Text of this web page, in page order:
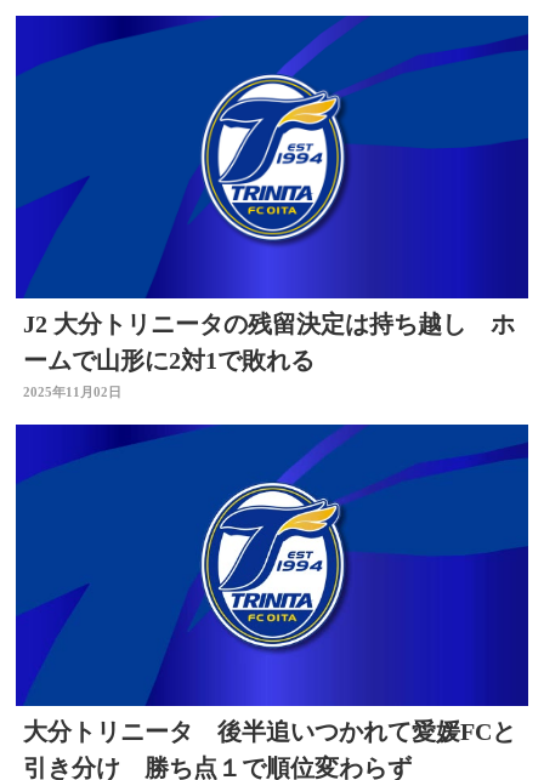
J2 大分トリニータの残留決定は持ち越し ホ
ームで山形に2対1で敗れる
2025年11月02日
大分トリニータ 後半追いつかれて愛媛FCと
引き分け 勝ち点１で順位変わらず